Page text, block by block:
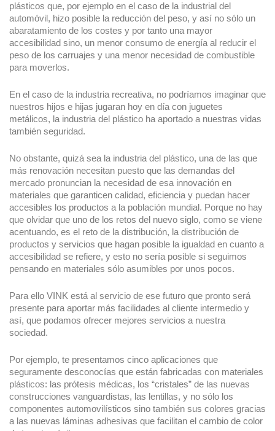
plásticos que, por ejemplo en el caso de la industrial del
automóvil, hizo posible la reducción del peso, y así no sólo un
abaratamiento de los costes y por tanto una mayor
accesibilidad sino, un menor consumo de energía al reducir el
peso de los carruajes y una menor necesidad de combustible
para moverlos.
En el caso de la industria recreativa, no podríamos imaginar que
nuestros hijos e hijas jugaran hoy en día con juguetes
metálicos, la industria del plástico ha aportado a nuestras vidas
también seguridad.
No obstante, quizá sea la industria del plástico, una de las que
más renovación necesitan puesto que las demandas del
mercado pronuncian la necesidad de esa innovación en
materiales que garanticen calidad, eficiencia y puedan hacer
accesibles los productos a la población mundial. Porque no hay
que olvidar que uno de los retos del nuevo siglo, como se viene
acentuando, es el reto de la distribución, la distribución de
productos y servicios que hagan posible la igualdad en cuanto a
accesibilidad se refiere, y esto no sería posible si seguimos
pensando en materiales sólo asumibles por unos pocos.
Para ello VINK está al servicio de ese futuro que pronto será
presente para aportar más facilidades al cliente intermedio y
así, que podamos ofrecer mejores servicios a nuestra
sociedad.
Por ejemplo, te presentamos cinco aplicaciones que
seguramente desconocías que están fabricadas con materiales
plásticos: las prótesis médicas, los “cristales” de las nuevas
construcciones vanguardistas, las lentillas, y no sólo los
componentes automovilísticos sino también sus colores gracias
a las nuevas láminas adhesivas que facilitan el cambio de color